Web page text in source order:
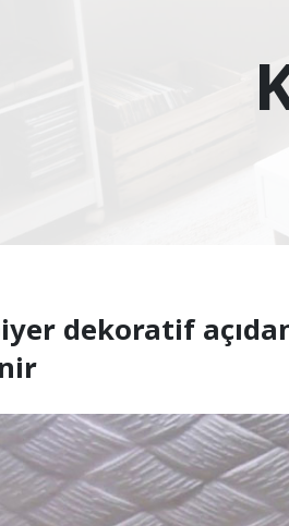
dekoratif